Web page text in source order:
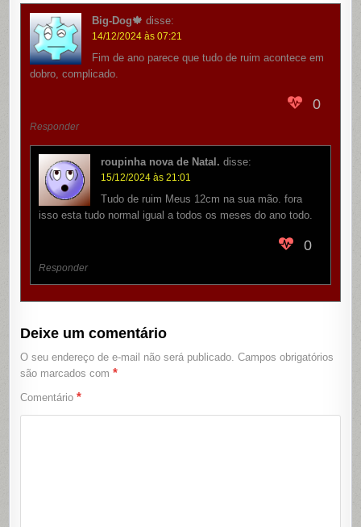
Big-Dog🍁 disse:
14/12/2024 às 07:21
Fim de ano parece que tudo de ruim acontece em
dobro, complicado.
0
Responder
roupinha nova de Natal. disse:
15/12/2024 às 21:01
Tudo de ruim Meus 12cm na sua mão. fora
isso esta tudo normal igual a todos os meses do ano todo.
0
Responder
Deixe um comentário
O seu endereço de e-mail não será publicado. Campos obrigatórios
são marcados com*
Comentário*